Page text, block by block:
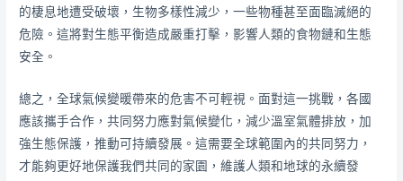
的棲息地遭受破壞，生物多樣性減少，一些物種甚至面臨滅絕的
危險。這將對生態平衡造成嚴重打擊，影響人類的食物鏈和生態
安全。
總之，全球氣候變暖帶來的危害不可輕視。面對這一挑戰，各國
應該攜手合作，共同努力應對氣候變化，減少溫室氣體排放，加
強生態保護，推動可持續發展。這需要全球範圍內的共同努力，
才能夠更好地保護我們共同的家園，維護人類和地球的永續發